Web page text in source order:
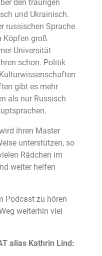
den traurigen
und Ukrainisch.
russischen Sprache
Köpfen groß
Universität
schon. Politik
gibt es mehr
als nur Russisch
ihren Master
unterstützen, so
Rädchen im
weiter helfen
Podcast zu hören
weiterhin viel
alias Kathrin Lind: